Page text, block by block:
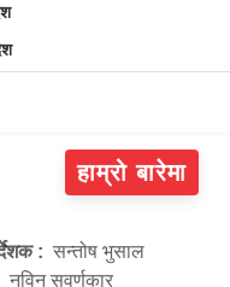
हाम्रो बारेमा
: सन्तोष भुसाल
नविन सुवर्णकार